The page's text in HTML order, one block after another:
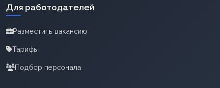
Для работодателей
Разместить вакансию
Тарифы
Подбор персонала